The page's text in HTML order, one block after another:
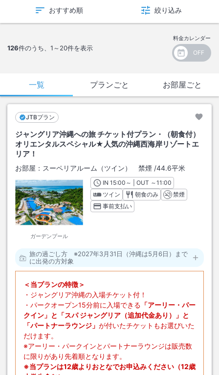
おすすめ順 絞り込み
126件のうち、 1～20件を表示
料金カレンダー
一覧 プランごと お部屋ごと
JTBプラン
ジャングリア沖縄への旅 チケット付プラン・（朝食付）
オリエンタルスペシャル★人気の沖縄西海岸リゾートエ
リア！
お部屋： スーペリアルーム（ツイン） 禁煙 /44.6平米
ガーデンプール
INチェックイン
15:00 ～ | OUT チェックアウト
～11:00
ツイン
朝食のみ
禁煙
事前支払い
旅の過ごし方 ※2027年3月31日（沖縄は5月6日）まで
に出発の方対象
＜当プランの特徴＞
・ジャングリア沖縄の入場チケット付！
・パークオープン15分前に入場できる 「アーリー・パー
クイン」と「スパ ジャングリア（追加代金あり）」と
「パートナーラウンジ」 が付いたチケットもお選びいた
だけます。
※アーリー・パークインとパートナーラウンジは販売数
に限りがあり先着順となります。
※当プランは12歳よりおとなでお申込みください（12歳